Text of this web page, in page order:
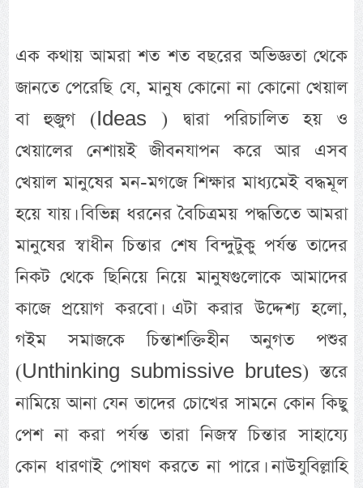
এক কথায় আমরা শত শত বছরের অভিজ্ঞতা থেকে
জানতে পেরেছি যে, মানুষ কোনো না কোনো খেয়াল
বা হুজুগ (Ideas ) দ্বারা পরিচালিত হয় ও
খেয়ালের নেশায়ই জীবনযাপন করে আর এসব
খেয়াল মানুষের মন-মগজে শিক্ষার মাধ্যমেই বদ্ধমূল
হয়ে যায়। বিভিন্ন ধরনের বৈচিত্রময় পদ্ধতিতে আমরা
মানুষের স্বাধীন চিন্তার শেষ বিন্দুটুকু পর্যন্ত তাদের
নিকট থেকে ছিনিয়ে নিয়ে মানুষগুলোকে আমাদের
কাজে প্রয়োগ করবো। এটা করার উদ্দেশ্য হলো,
গইম সমাজকে চিন্তাশক্তিহীন অনুগত পশুর
(Unthinking submissive brutes) স্তরে
নামিয়ে আনা যেন তাদের চোখের সামনে কোন কিছু
পেশ না করা পর্যন্ত তারা নিজস্ব চিন্তার সাহায্যে
কোন ধারণাই পোষণ করতে না পারে। নাউযুবিল্লাহি